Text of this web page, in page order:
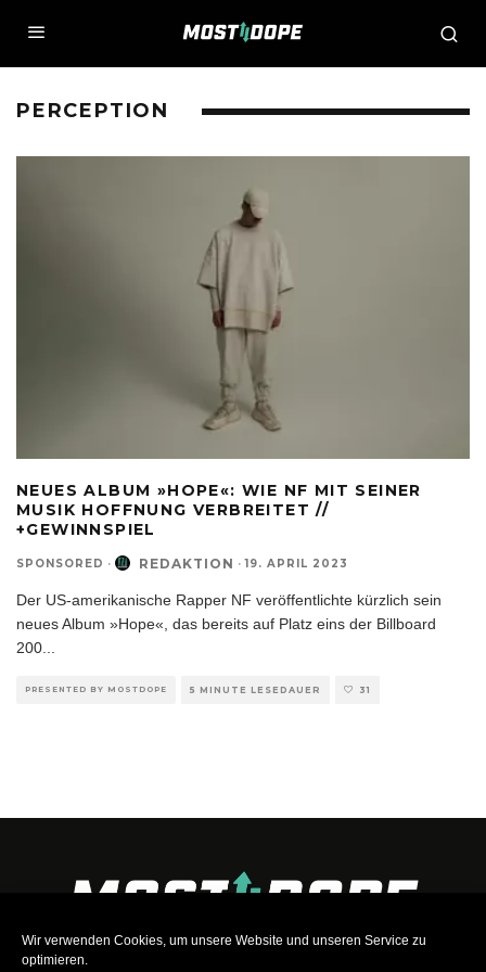
Wir verwenden Cookies, um unsere Website und unseren Service zu
optimieren.
PERCEPTION
NEUES ALBUM »HOPE«: WIE NF MIT SEINER
MUSIK HOFFNUNG VERBREITET //
+GEWINNSPIEL
SPONSORED · REDAKTION · 19. APRIL 2023
Der US-amerikanische Rapper NF veröffentlichte kürzlich sein
neues Album »Hope«, das bereits auf Platz eins der Billboard
200
PRESENTED BY MOSTDOPE 5 MINUTE LESEDAUER 31